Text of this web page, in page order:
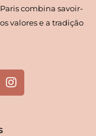
combina savoir-
valores e a tradição
I
n
s